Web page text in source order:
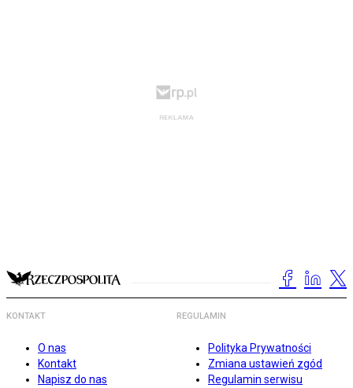
KONTAKT
O nas
Kontakt
Napisz do nas
REGULAMIN
Polityka Prywatności
Zmiana ustawień zgód
Regulamin serwisu